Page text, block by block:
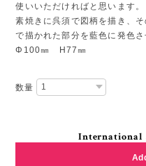
使いいただければと思います。
素焼きに呉須で図柄を描き、
で描かれた部分を藍色に発色
Φ100㎜ H77㎜
数量
International